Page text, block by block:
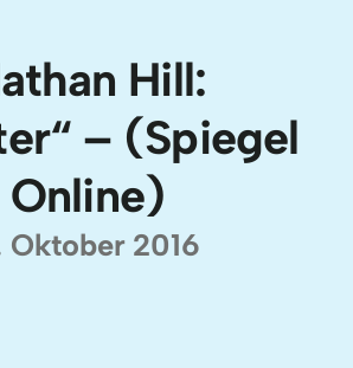
Hill:
– (Spiegel
Online)
Oktober 2016